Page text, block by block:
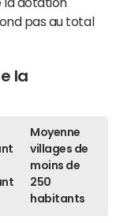
pas au total
la
Moyenne
villages de
moins de
250
habitants